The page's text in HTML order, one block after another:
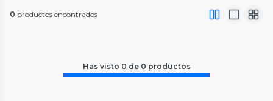
0 productos encontrados
Has visto 0 de 0 productos